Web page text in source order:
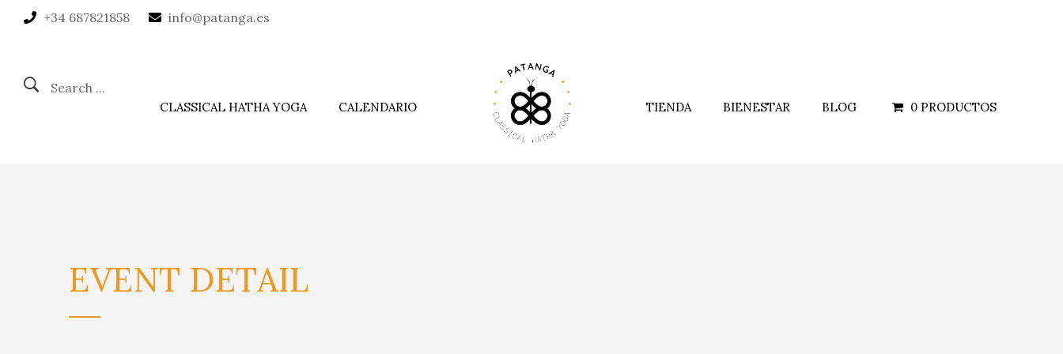
+34 687821858 info@patanga.es
Search ...
CLASSICAL HATHA YOGA CALENDARIO TIENDA BIENESTAR BLOG 0 PRODUCTOS
EVENT DETAIL